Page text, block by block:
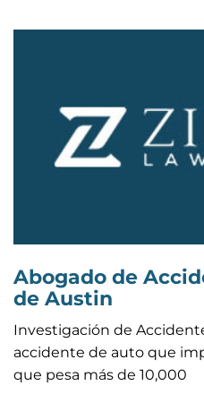
Abogado de
de Austin
Investigación de
accidente de auto que
que pesa más de 10,000